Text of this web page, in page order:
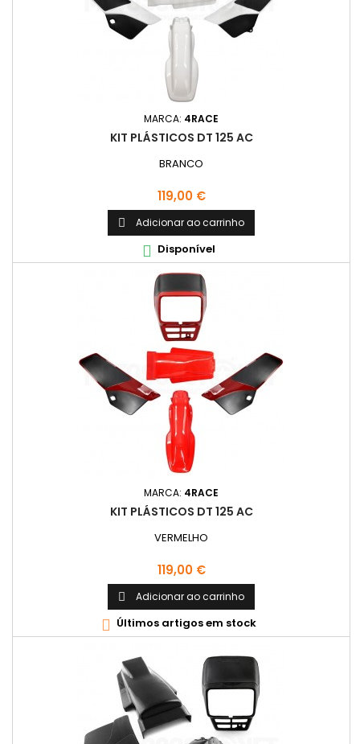
MARCA: 4RACE
KIT PLÁSTICOS DT 125 AC
BRANCO
Preço
119,00 €
 Adicionar ao carrinho
 Disponível
MARCA: 4RACE
KIT PLÁSTICOS DT 125 AC
VERMELHO
Preço
119,00 €
 Adicionar ao carrinho
 Últimos artigos em stock